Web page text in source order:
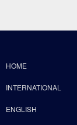
HOME
INTERNATIONAL
ENGLISH